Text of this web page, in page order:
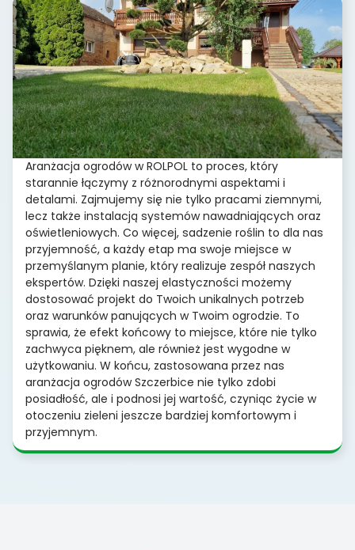
Aranżacja ogrodów w ROLPOL to proces, który
starannie łączymy z różnorodnymi aspektami i
detalami. Zajmujemy się nie tylko pracami ziemnymi,
lecz także instalacją systemów nawadniających oraz
oświetleniowych. Co więcej, sadzenie roślin to dla nas
przyjemność, a każdy etap ma swoje miejsce w
przemyślanym planie, który realizuje zespół naszych
ekspertów. Dzięki naszej elastyczności możemy
dostosować projekt do Twoich unikalnych potrzeb
oraz warunków panujących w Twoim ogrodzie. To
sprawia, że efekt końcowy to miejsce, które nie tylko
zachwyca pięknem, ale również jest wygodne w
użytkowaniu. W końcu, zastosowana przez nas
aranżacja ogrodów Szczerbice nie tylko zdobi
posiadłość, ale i podnosi jej wartość, czyniąc życie w
otoczeniu zieleni jeszcze bardziej komfortowym i
przyjemnym.